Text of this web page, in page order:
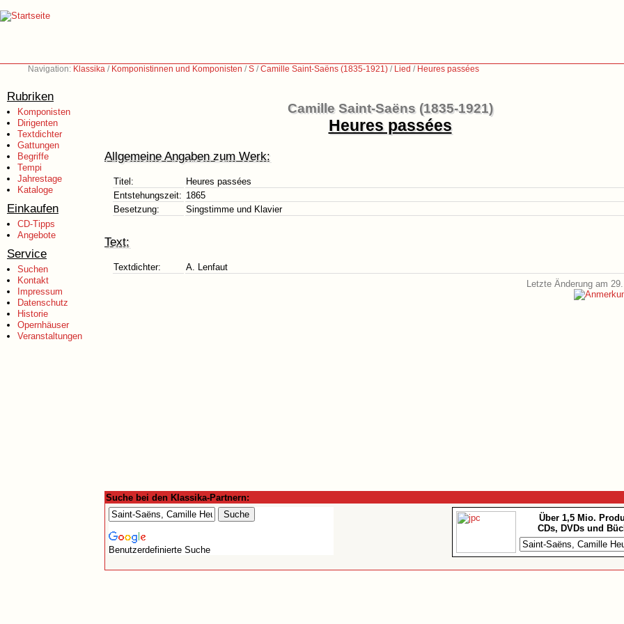
Navigation: Klassika / Komponistinnen und Komponisten /S /Camille Saint-Saëns (1835-1921) / Lied / Heures passées
Rubriken
Komponisten
Dirigenten
Textdichter
Gattungen
Begriffe
Tempi
Jahrestage
Kataloge
Einkaufen
CD-Tipps
Angebote
Service
Suchen
Kontakt
Impressum
Datenschutz
Historie
Opernhäuser
Veranstaltungen
Camille Saint-Saëns (1835-1921)
Heures passées
Allgemeine Angaben zum Werk:
Titel:
Heures passées
Entstehungszeit: 1865
Besetzung:
Singstimme und Klavier
Text:
Textdichter:
A. Lenfaut
Letzte Änderung am
Suche bei den Klassika-Partnern:
Benutzerdefinierte Suche
Über 1,5 Mio.
CDs, DVDs und